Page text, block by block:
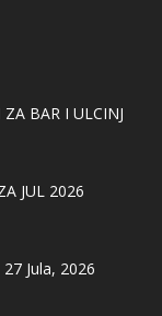
ZA BAR I ULCINJ
JUL 2026
27 Jula, 2026